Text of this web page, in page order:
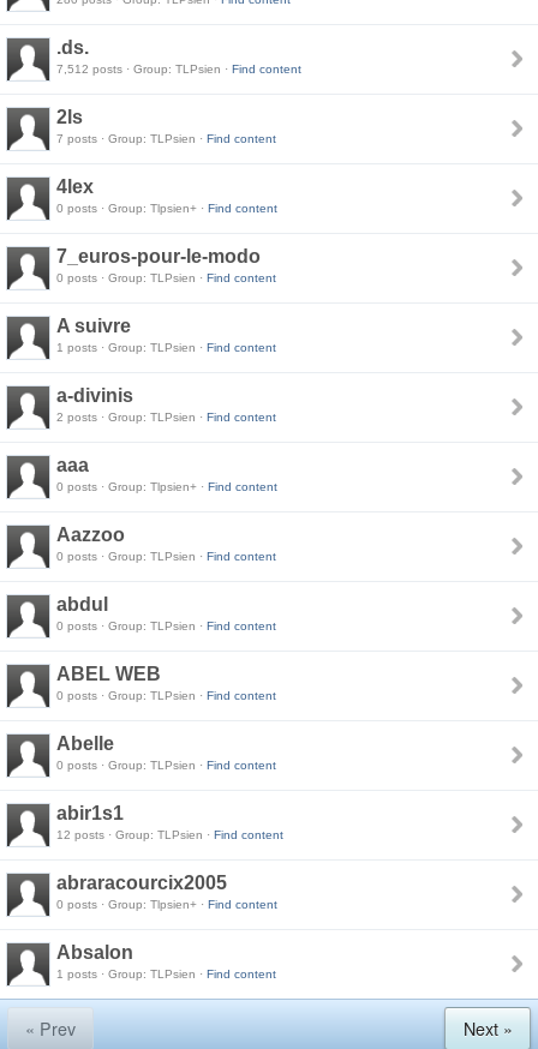
.ds.
7,512 posts · Group: TLPsien · Find content
2ls
7 posts · Group: TLPsien · Find content
4lex
0 posts · Group: Tlpsien+ · Find content
7_euros-pour-le-modo
0 posts · Group: TLPsien · Find content
A suivre
1 posts · Group: TLPsien · Find content
a-divinis
2 posts · Group: TLPsien · Find content
aaa
0 posts · Group: Tlpsien+ · Find content
Aazzoo
0 posts · Group: TLPsien · Find content
abdul
0 posts · Group: TLPsien · Find content
ABEL WEB
0 posts · Group: TLPsien · Find content
Abelle
0 posts · Group: TLPsien · Find content
abir1s1
12 posts · Group: TLPsien · Find content
abraracourcix2005
0 posts · Group: Tlpsien+ · Find content
Absalon
1 posts · Group: TLPsien · Find content
« Prev Next »